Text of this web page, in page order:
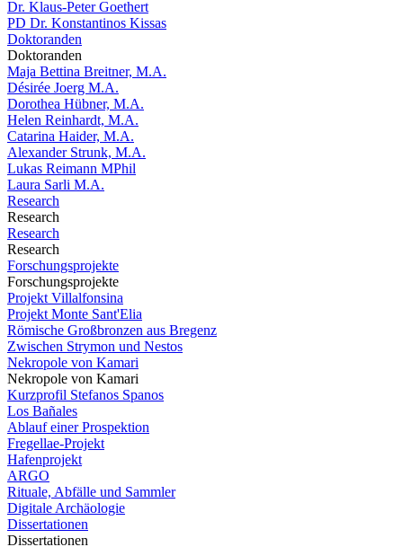
Dr. Klaus-Peter Goethert
PD Dr. Konstantinos Kissas
Doktoranden
Doktoranden
Maja Bettina Breitner, M.A.
Désirée Joerg M.A.
Dorothea Hübner, M.A.
Helen Reinhardt, M.A.
Catarina Haider, M.A.
Alexander Strunk, M.A.
Lukas Reimann MPhil
Laura Sarli M.A.
Research
Research
Research
Research
Forschungsprojekte
Forschungsprojekte
Projekt Villalfonsina
Projekt Monte Sant'Elia
Römische Großbronzen aus Bregenz
Zwischen Strymon und Nestos
Nekropole von Kamari
Nekropole von Kamari
Kurzprofil Stefanos Spanos
Los Bañales
Ablauf einer Prospektion
Fregellae-Projekt
Hafenprojekt
ARGO
Rituale, Abfälle und Sammler
Digitale Archäologie
Dissertationen
Dissertationen